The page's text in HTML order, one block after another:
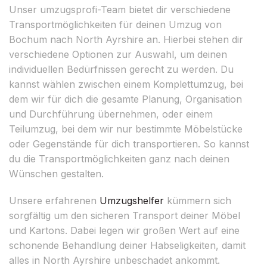
Unser umzugsprofi-Team bietet dir verschiedene
Transportmöglichkeiten für deinen Umzug von
Bochum nach North Ayrshire an. Hierbei stehen dir
verschiedene Optionen zur Auswahl, um deinen
individuellen Bedürfnissen gerecht zu werden. Du
kannst wählen zwischen einem Komplettumzug, bei
dem wir für dich die gesamte Planung, Organisation
und Durchführung übernehmen, oder einem
Teilumzug, bei dem wir nur bestimmte Möbelstücke
oder Gegenstände für dich transportieren. So kannst
du die Transportmöglichkeiten ganz nach deinen
Wünschen gestalten.
Unsere erfahrenen Umzugshelfer kümmern sich
sorgfältig um den sicheren Transport deiner Möbel
und Kartons. Dabei legen wir großen Wert auf eine
schonende Behandlung deiner Habseligkeiten, damit
alles in North Ayrshire unbeschadet ankommt.